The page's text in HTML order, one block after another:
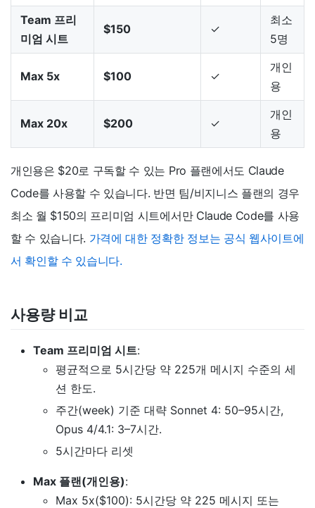
Team 프리
미엄 시트
$150 ✓
최소
5명
Max 5x $100 ✓
개인
용
Max 20x $200 ✓
개인
용
개인용은 $20로 구독할 수 있는 Pro 플랜에서도 Claude
Code를 사용할 수 있습니다. 반면 팀/비지니스 플랜의 경우
최소 월 $150의 프리미엄 시트에서만 Claude Code를 사용
할 수 있습니다. 가격에 대한 정확한 정보는 공식 웹사이트에
서 확인할 수 있습니다.
사용량 비교
Team 프리미엄 시트:
평균적으로 5시간당 약 225개 메시지 수준의 세
션 한도.
주간(week) 기준 대략 Sonnet 4: 50–95시간,
Opus 4/4.1: 3–7시간.
5시간마다 리셋
Max 플랜(개인용):
Max 5x($100): 5시간당 약 225 메시지 또는